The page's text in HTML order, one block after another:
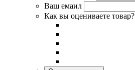
Ваш емаил
Как вы оцениваете товар?